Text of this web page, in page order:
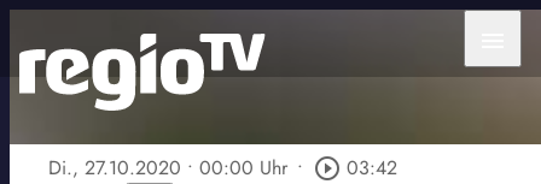
Di., 27.10.2020 • 00:00 Uhr • play_circle_outline 03:42